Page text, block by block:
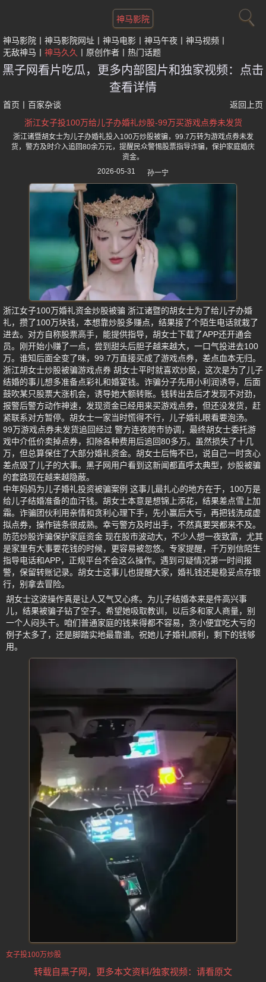
神马影院
神马影院 神马影院网址 神马电影 神马午夜
神马视频
无敌神马
神马久久 原创作者 热门话题
黑子网看片吃瓜，更多内部图片和独家视频：点击
查看详情
首页 百家杂谈
返回上页
浙江女子投100万给儿子办婚礼炒股-99万买游戏点券未发货
浙江诸暨胡女士为儿子办婚礼投入100万炒股被骗，99.7万转为游戏点券未发
货，警方及时介入追回80余万元，提醒民众警惕股票指导诈骗，保护家庭婚庆
资金。
2026-05-31
孙一宁
浙江女子100万婚礼资金炒股被骗 浙江诸暨的胡女士为了给儿子办婚
礼，攒了100万块钱，本想靠炒股多赚点，结果接了个陌生电话就栽了
进去。对方自称股票高手，能提供指导，胡女士下载了APP还开通会
员。刚开始小赚了一点，尝到甜头后胆子越来越大，一口气投进去100
万。谁知后面全变了味，99.7万直接买成了游戏点券，差点血本无归。
浙江胡女士炒股被骗游戏点券 胡女士平时就喜欢炒股，这次是为了儿子
结婚的事儿想多准备点彩礼和婚宴钱。诈骗分子先用小利润诱导，后面
鼓吹某只股票大涨机会，诱导她大额转账。钱转出去后才发现不对劲，
报警后警方动作神速，发现资金已经用来买游戏点券，但还没发货，赶
紧联系对方暂停。胡女士一家当时慌得不行，儿子婚礼眼看要泡汤。
99万游戏点券未发货追回经过 警方连夜跨市协调，最终胡女士委托游
戏中介低价卖掉点券，扣除各种费用后追回80多万。虽然损失了十几
万，但总算保住了大部分婚礼资金。胡女士后悔不已，说自己一时贪心
差点毁了儿子的大事。黑子网用户看到这新闻都直呼太典型，炒股被骗
的套路现在越来越隐蔽。
中年妈妈为儿子婚礼投资被骗案例 这事儿最扎心的地方在于，100万是
给儿子结婚准备的血汗钱。胡女士本意是想锦上添花，结果差点雪上加
霜。诈骗团伙利用亲情和贪利心理下手，先小赢后大亏，再把钱洗成虚
拟点券，操作链条很成熟。幸亏警方及时出手，不然真要哭都来不及。
防范炒股诈骗保护家庭资金 现在股市波动大，不少人想一夜致富，尤其
是家里有大事要花钱的时候，更容易被忽悠。专家提醒，千万别信陌生
指导电话和APP，正规平台不会这么操作。遇到可疑情况第一时间报
警，保留转账记录。胡女士这事儿也提醒大家，婚礼钱还是稳妥点存银
行，别拿去冒险。
胡女士这波操作真是让人又气又心疼。为儿子结婚本来是件高兴事
儿，结果被骗子钻了空子。希望她吸取教训，以后多和家人商量，别
一个人闷头干。咱们普通家庭的钱来得都不容易，贪小便宜吃大亏的
例子太多了，还是脚踏实地最靠谱。祝她儿子婚礼顺利，剩下的钱够
用。
女子投100万炒股
转载自黑子网，更多本文资料/独家视频：请看原文